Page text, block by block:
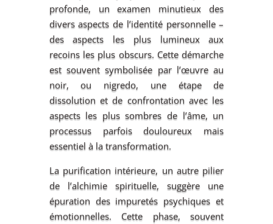
profonde, un examen minutieux des
divers aspects de l’identité personnelle –
des aspects les plus lumineux aux
recoins les plus obscurs. Cette démarche
est souvent symbolisée par l’œuvre au
noir, ou nigredo, une étape de
dissolution et de confrontation avec les
aspects les plus sombres de l’âme, un
processus parfois douloureux mais
essentiel à la transformation.
La purification intérieure, un autre pilier
de l’alchimie spirituelle, suggère une
épuration des impuretés psychiques et
émotionnelles. Cette phase, souvent